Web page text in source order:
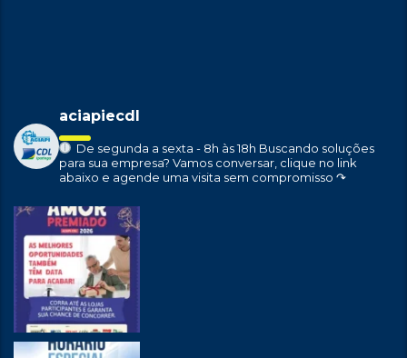
aciapiecdl
De segunda a sexta - 8h às 18h Buscando soluções
para sua empresa? Vamos conversar, clique no link
abaixo e agende uma visita sem compromisso ↷